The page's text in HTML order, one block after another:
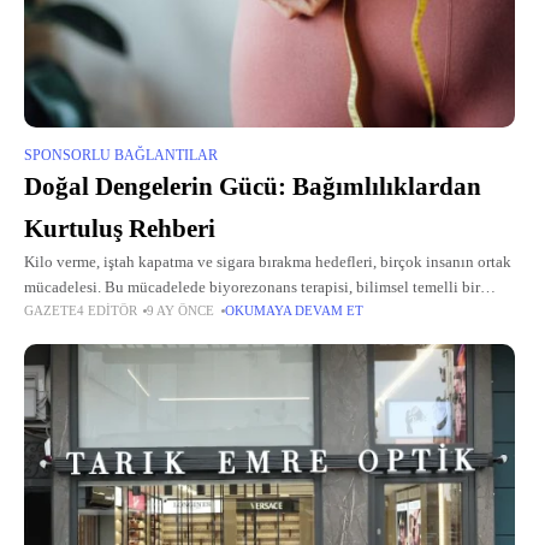
SPONSORLU BAĞLANTILAR
Doğal Dengelerin Gücü: Bağımlılıklardan
Kurtuluş Rehberi
Kilo verme, iştah kapatma ve sigara bırakma hedefleri, birçok insanın ortak
mücadelesi. Bu mücadelede biyorezonans terapisi, bilimsel temelli bir
müttefik olarak öne çıkıyor. Vücudun frekanslarını yeniden hizalayan bu
GAZETE4 EDITÖR 9 AY ÖNCE OKUMAYA DEVAM ET